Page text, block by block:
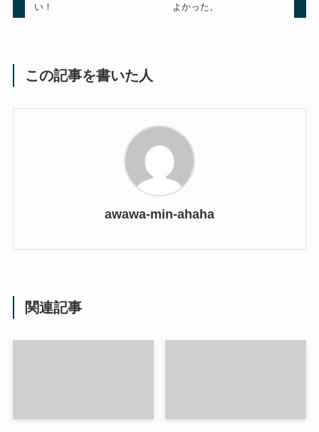
い！
よかった。
この記事を書いた人
awawa-min-ahaha
関連記事